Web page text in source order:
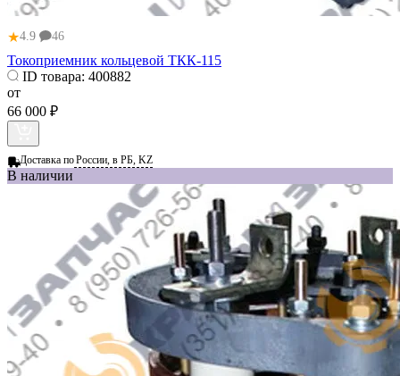
★4.9 46
Токоприемник кольцевой ТКК-115
ID товара: 400882
от
66 000 ₽
Доставка поРоссии, в РБ, KZ
В наличии